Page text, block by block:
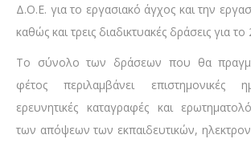
Δ.Ο.Ε. για το εργασιακό άγχος και την
καθώς και τρεις διαδικτυακές δράσεις για το
Το σύνολο των δράσεων που θα
φέτος περιλαμβάνει επιστημονικές
ερευνητικές καταγραφές και
των απόψεων των εκπαιδευτικών,